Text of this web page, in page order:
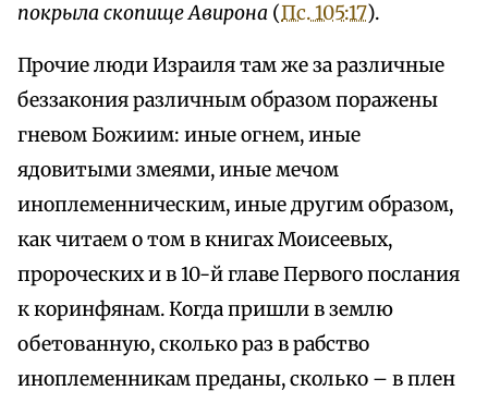
покрыла скопище Авирона (Пс. 105:17).
Прочие люди Израиля там же за различные
беззакония различным образом поражены
гневом Божиим: иные огнем, иные
ядовитыми змеями, иные мечом
иноплеменническим, иные другим образом,
как читаем о том в книгах Моисеевых,
пророческих и в 10-й главе Первого послания
к коринфянам. Когда пришли в землю
обетованную, сколько раз в рабство
иноплеменникам преданы, сколько – в плен